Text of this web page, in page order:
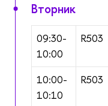
Вторник
09:30-
10:00
R503
10:00-
10:10
R503